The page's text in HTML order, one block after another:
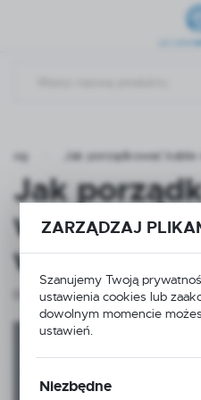
Blog Jak porządkować
Jak
w biurze?
wskazówki
02 - 07 - 2024
ZARZĄDZAJ
Szanujemy Twoją
ustawienia cookies lub
dowolnym momencie
ustawień.
Niezbędne